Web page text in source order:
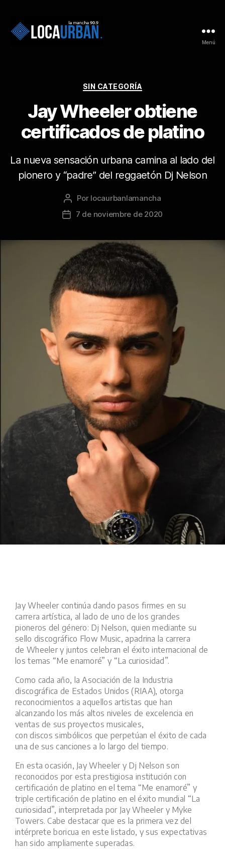
Menú
SIN CATEGORÍA
Jay Wheeler obtiene
certificados de platino
La nueva sensación urbana camina al lado del
pionero y “padre” del reggaetón Dj Nelson
Por locaurbanlamancha
7 de noviembre de 2020
Jay Wheeler continúa dando pasos firmes en su
carrera artística, al lado de uno de los grandes
pioneros del género: Dj Nelson, quien mediante su
sello discográfico Flow Music, apadrina la carrera
de Wheeler y juntos celebran el éxito internacional de
los temas “Me enamoré” y “La curiosidad”.
Como cada año, la Asociación de la Industria
discográfica de Estados Unidos (RIAA), otorga
reconocimientos a aquellos artistas que han
alcanzando los más altos niveles de excelencia en
ventas de sus proyectos musicales,
con discos simbólicos que perpetúan el éxito de cada
una de sus canciones a lo largo del tiempo.
En esta ocasión, Jay Wheeler y Dj Nelson son
reconocidos por esta prestigiosa institución con
certificación de platino en el tema “Me enamoré” y
triple certificación de platino en el éxito mundial “La
curiosidad”, interpretada por Jay Wheeler y Myke
Towers. Cabe destacar que es la primera vez del
intérprete boricua en este listado, y sus expectativas
han sido ampliamente superadas.